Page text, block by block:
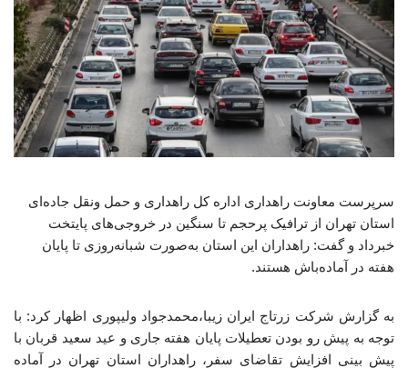
سرپرست معاونت راهداری اداره کل راهداری و حمل ونقل جاده‌ای
استان تهران از ترافیک پرحجم تا سنگین در خروجی‌های پایتخت
خبرداد و گفت: راهداران این استان به‌صورت شبانه‌روزی تا پایان
هفته در آماده‌باش هستند.
به گزارش شرکت زرتاج ایران زیبا،محمدجواد ولیپوری اظهار کرد: با
توجه به پیش رو بودن تعطیلات پایان هفته جاری و عید سعید قربان با
پیش بینی افزایش تقاضای سفر، راهداران استان تهران در آماده